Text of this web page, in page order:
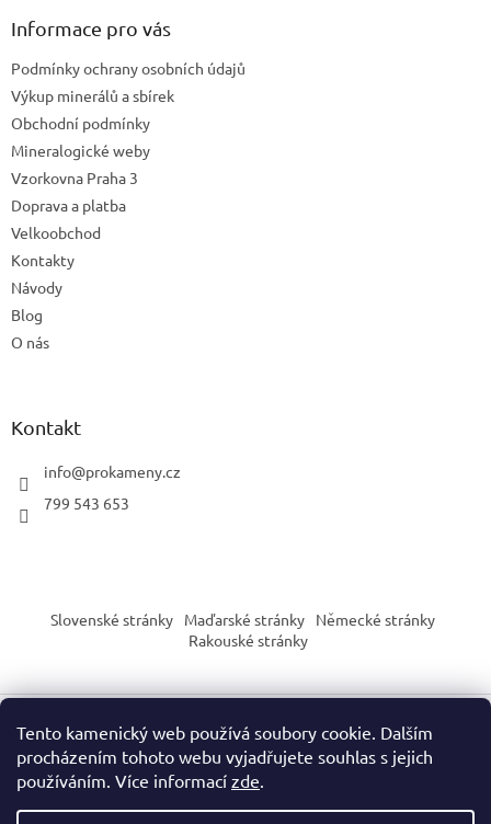
Tento kamenický web používá soubory cookie. Dalším
procházením tohoto webu vyjadřujete souhlas s jejich
používáním. Více informací zde.
Informace pro vás
Podmínky ochrany osobních údajů
Výkup minerálů a sbírek
Obchodní podmínky
Mineralogické weby
Vzorkovna Praha 3
Doprava a platba
Velkoobchod
Kontakty
Návody
Blog
O nás
Kontakt
info@prokameny.cz
799 543 653
Slovenské stránky Maďarské stránky
Německé stránky
Rakouské stránky
Vytvořil Shoptet
Copyright 2026PROkameny.cz. Všechna práva vyhrazena.